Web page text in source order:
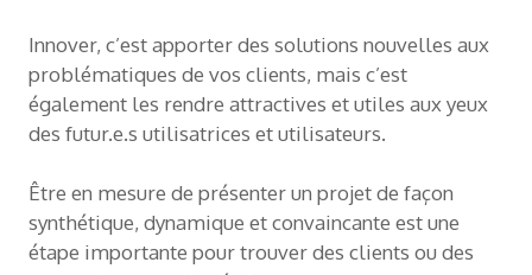
Innover, c’est apporter des solutions nouvelles aux
problématiques de vos clients, mais c’est
également les rendre attractives et utiles aux yeux
des futur.e.s utilisatrices et utilisateurs.
Être en mesure de présenter un projet de façon
synthétique, dynamique et convaincante est une
étape importante pour trouver des clients ou des